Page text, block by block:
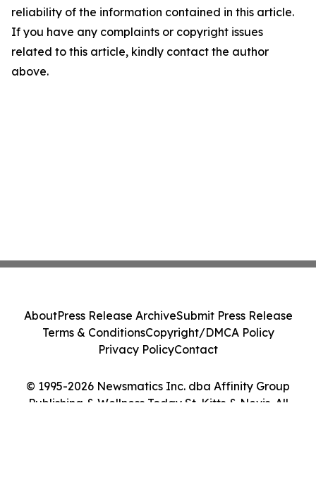
reliability of the information contained in this article.
If you have any complaints or copyright issues
related to this article, kindly contact the author
above.
© 1995-2026 Newsmatics Inc. dba Affinity Group
Publishing & Wellness Today St. Kitts & Nevis. All
AboutPress Release ArchiveSubmit Press Release
Terms & ConditionsCopyright/DMCA Policy
Privacy PolicyContact